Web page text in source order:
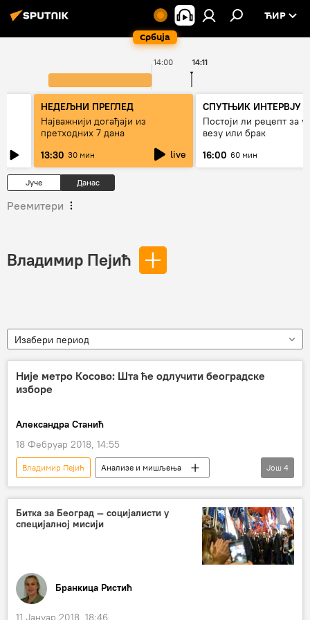
Србија
ЋИР
14:00 14:11
НЕДЕЉНИ ПРЕГЛЕД
Најважнији догађаји из
претходних 7 дана
13:30 30 мин live
СПУТЊИК ИНТЕРВЈУ
Постоји ли рецепт за
везу или брак
16:00 60 мин
Јуче Данас
Реемитери
Владимир Пејић
Изабери период
Није метро Косово: Шта ће одлучити београдске
изборе
Александра Станић
18 Фебруар 2018, 14:55
Владимир Пејић
Анализе и мишљења
Спутњик интервју
Коментари и Аналитика
Радио
Емилија Орестијевић
Још 4
Битка за Београд — социјалисти у
специјалној мисији
Бранкица Ристић
11 Јануар 2018, 18:46